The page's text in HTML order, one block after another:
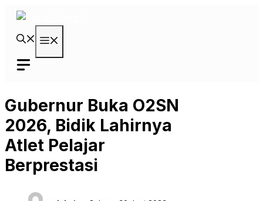
Langsung
Gubernur Buka O2SN
2026, Bidik Lahirnya
Atlet Pelajar
Berprestasi